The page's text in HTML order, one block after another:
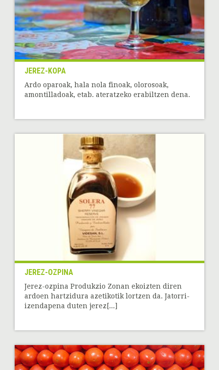
JEREZ-KOPA
Ardo oparoak, hala nola finoak, olorosoak,
amontilladoak, etab. ateratzeko erabiltzen dena.
JEREZ-OZPINA
Jerez-ozpina Produkzio Zonan ekoizten diren
ardoen hartzidura azetikotik lortzen da. Jatorri-
izendapena duten jerez[...]